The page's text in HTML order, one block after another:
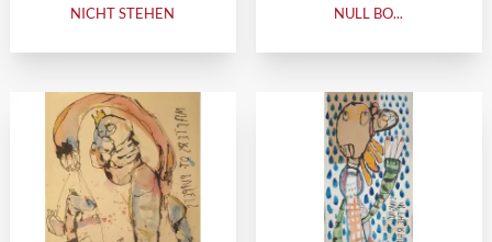
NICHT STEHEN
NULL BO...